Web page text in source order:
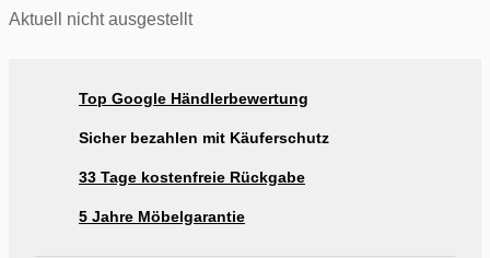
Aktuell nicht ausgestellt
Top Google Händlerbewertung
Sicher bezahlen mit Käuferschutz
33 Tage kostenfreie Rückgabe
5 Jahre Möbelgarantie